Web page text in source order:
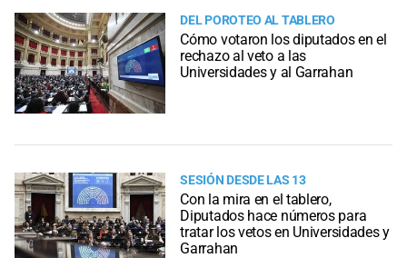
DEL POROTEO AL TABLERO
Cómo votaron los diputados en el
rechazo al veto a las
Universidades y al Garrahan
SESIÓN DESDE LAS 13
Con la mira en el tablero,
Diputados hace números para
tratar los vetos en Universidades y
Garrahan